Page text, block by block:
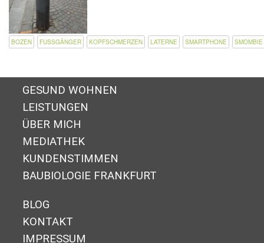
BOZEN FUSSGÄNGER KOPFSCHMERZEN LATERNE SMARTPHONE SMOMBIE
GESUND WOHNEN
LEISTUNGEN
ÜBER MICH
MEDIATHEK
KUNDENSTIMMEN
BAUBIOLOGIE FRANKFURT
BLOG
KONTAKT
IMPRESSUM